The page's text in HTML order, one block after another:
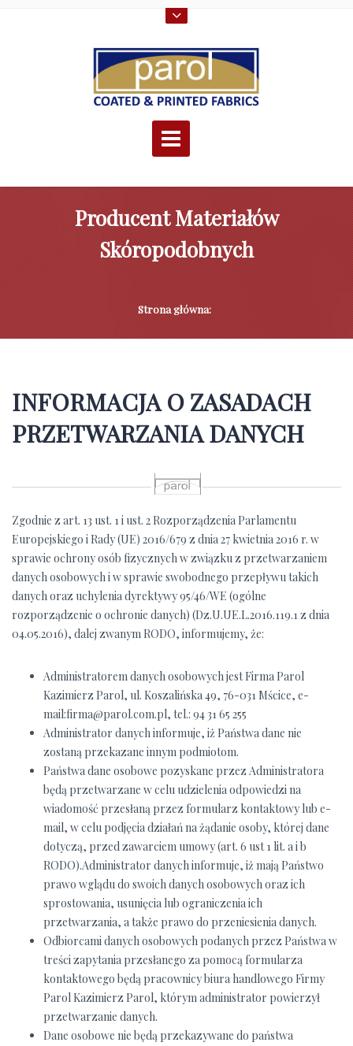
Producent Materiałów
Skóropodobnych
Strona główna:
INFORMACJA O ZASADACH
PRZETWARZANIA DANYCH
p
Zgodnie z art. 13 ust. 1 i ust. 2 Rozporządzenia Parlamentu
Europejskiego i Rady (UE) 2016/679 z dnia 27 kwietnia 2016 r. w
sprawie ochrony osób fizycznych w związku z przetwarzaniem
danych osobowych i w sprawie swobodnego przepływu takich
danych oraz uchylenia dyrektywy 95/46/WE (ogólne
rozporządzenie o ochronie danych) (Dz.U.UE.L.2016.119.1 z dnia
04.05.2016), dalej zwanym RODO, informujemy, że:
Administratorem danych osobowych jest Firma Parol
Kazimierz Parol, ul. Koszalińska 49, 76-031 Mścice, e-
mail:firma@parol.com.pl, tel.: 94 31 65 255
Administrator danych informuje, iż Państwa dane nie
zostaną przekazane innym podmiotom.
Państwa dane osobowe pozyskane przez Administratora
będą przetwarzane w celu udzielenia odpowiedzi na
wiadomość przesłaną przez formularz kontaktowy lub e-
mail, w celu podjęcia działań na żądanie osoby, której dane
dotyczą, przed zawarciem umowy (art. 6 ust 1 lit. a i b
RODO).Administrator danych informuje, iż mają Państwo
prawo wglądu do swoich danych osobowych oraz ich
sprostowania, usunięcia lub ograniczenia ich
przetwarzania, a także prawo do przeniesienia danych.
Odbiorcami danych osobowych podanych przez Państwa w
treści zapytania przesłanego za pomocą formularza
kontaktowego będą pracownicy biura handlowego Firmy
Parol Kazimierz Parol, którym administrator powierzył
przetwarzanie danych.
Dane osobowe nie będą przekazywane do państwa